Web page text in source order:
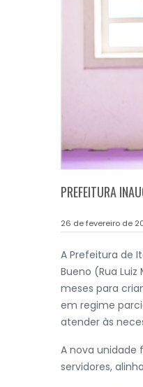
PREFEITURA
26 de fevereiro de
A Prefeitura de
Bueno (Rua
meses para
em regime
atender às
A nova unidade
servidores,